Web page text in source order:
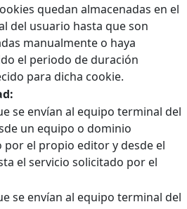
quedan almacenadas en el
del usuario hasta que son
manualmente o haya
el periodo de duración
para dicha cookie.
se envían al equipo terminal del
un equipo o dominio
por el propio editor y desde el
el servicio solicitado por el
se envían al equipo terminal del